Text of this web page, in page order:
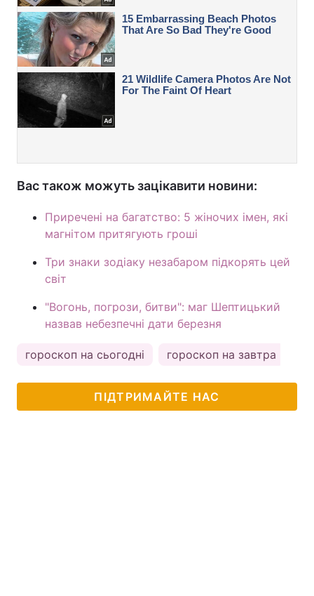
Вас також можуть зацікавити новини:
Приречені на багатство: 5 жіночих імен, які
магнітом притягують гроші
Три знаки зодіаку незабаром підкорять цей
світ
"Вогонь, погрози, битви": маг Шептицький
назвав небезпечні дати березня
гороскоп на сьогодні гороскоп на завтра
ПІДТРИМАЙТЕ НАС